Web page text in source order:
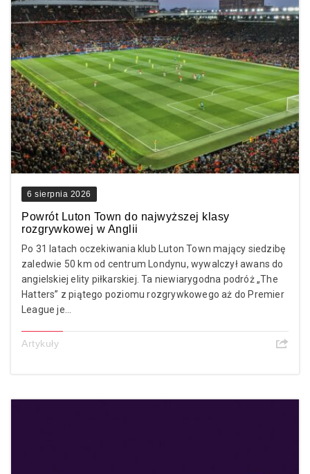
6 sierpnia 2026
Powrót Luton Town do najwyższej klasy
rozgrywkowej w Anglii
Po 31 latach oczekiwania klub Luton Town mający siedzibę
zaledwie 50 km od centrum Londynu, wywalczył awans do
angielskiej elity piłkarskiej. Ta niewiarygodna podróż „The
Hatters” z piątego poziomu rozgrywkowego aż do Premier
League je...
Artykuły